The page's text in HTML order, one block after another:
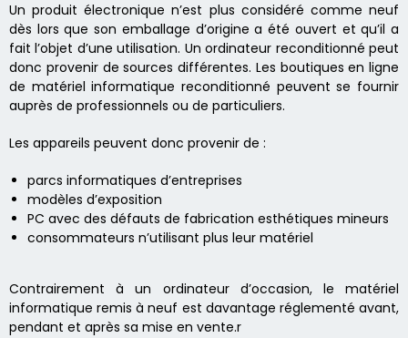
Un produit électronique n’est plus considéré comme neuf
dès lors que son emballage d’origine a été ouvert et qu’il a
fait l’objet d’une utilisation. Un ordinateur reconditionné peut
donc provenir de sources différentes. Les boutiques en ligne
de matériel informatique reconditionné peuvent se fournir
auprès de professionnels ou de particuliers.
Les appareils peuvent donc provenir de :
parcs informatiques d’entreprises
modèles d’exposition
PC avec des défauts de fabrication esthétiques mineurs
consommateurs n’utilisant plus leur matériel
Contrairement à un ordinateur d’occasion, le matériel
informatique remis à neuf est davantage réglementé avant,
pendant et après sa mise en vente.r